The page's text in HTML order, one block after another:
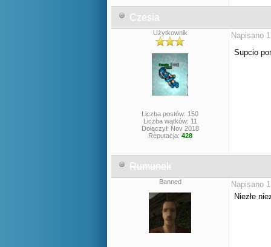
Czesia
Użytkownik
Liczba postów: 150
Liczba wątków: 11
Dołączył: Nov 2018
Reputacja: 428
Napisano
Supcio
Rumunek
Banned
Napisano
Niezłe